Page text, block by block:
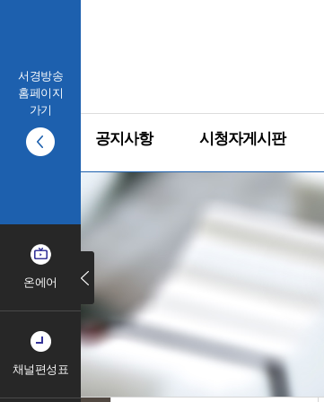
서경방송
홈페이지
가기
온에어
채널편성표
공지사항 시청자게시판